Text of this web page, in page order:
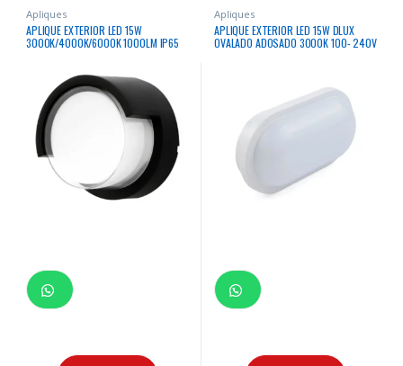
Apliques
APLIQUE EXTERIOR LED 15W
3000K/4000K/6000K 1000LM IP65
Apliques
APLIQUE EXTERIOR LED 15W DLUX
OVALADO ADOSADO 3000K 100- 240V